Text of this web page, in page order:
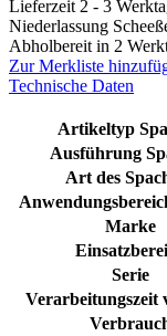
Lieferzeit 2 - 3
Niederlassung
Abholbereit in 2
Zur Merkliste
Technische Daten
Artikeltyp
Ausführung
Art des
Marke
Serie
Verarbeitungszeit